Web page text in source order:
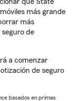
más grande
más
de
a comenzar
de seguro
basados en primas